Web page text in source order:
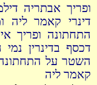
ופריך אבתריה
דינרי קאמר ליה
התחתונה ופריך
דכסף בדינרין
השטר על התחתונה
קאמר ליה